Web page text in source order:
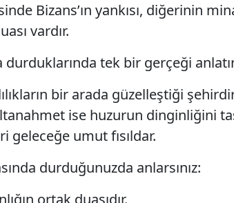
Bizans’ın yankısı, diğerinin
vardır.
durduklarında tek bir gerçeği
bir arada güzelleştiği
ise huzurun dinginliğini
geleceğe umut fısıldar.
durduğunuzda anlarsınız:
ortak duasıdır.